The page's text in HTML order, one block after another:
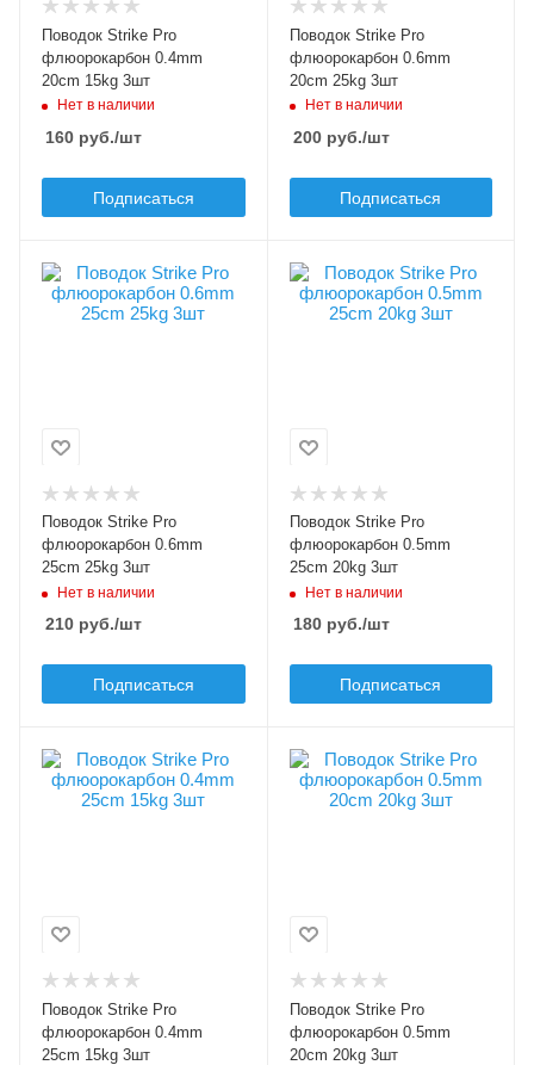
0.4
Разрывная нагрузка, кг
15
Материал
флюорокарбон
Поводок Strike Pro
флюорокарбон 0.4mm
20cm 15kg 3шт
Нет в наличии
160 руб./шт
Подписаться
0.6
Разрывная нагрузка, кг
25
Материал
флюорокарбон
Поводок Strike Pro
флюорокарбон 0.6mm
20cm 25kg 3шт
Нет в наличии
200руб./шт
Подписаться
В упаковке, шт
25
0.6
Разрывная нагрузка, кг
25
Материал
флюорокарбон
Поводок Strike Pro
флюорокарбон 0.6mm
25cm 25kg 3шт
Нет в наличии
210 руб./шт
Подписаться
В упаковке, шт
25
0.5
Разрывная нагрузка, кг
20
Материал
флюорокарбон
Поводок Strike Pro
флюорокарбон 0.5mm
25cm 20kg 3шт
Нет в наличии
180руб./шт
Подписаться
В упаковке, шт
25
0.4
Разрывная нагрузка, кг
15
Поводок Strike Pro
флюорокарбон 0.4mm
25cm 15kg 3шт
В упаковке, шт
20
0.5
Разрывная нагрузка, кг
20
Поводок Strike Pro
флюорокарбон 0.5mm
20cm 20kg 3шт